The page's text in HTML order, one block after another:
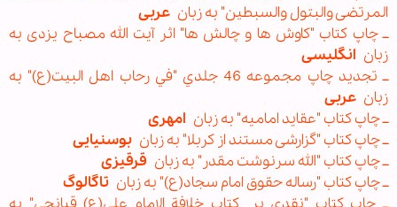
المرتضی والبتول والسبطين" به زبان عربی
ــ چاپ کتاب "کاوش ها و چالش ها" اثر آیت الله مصباح یزدی به
زبان انگلیسی
ــ تجدید چاپ مجموعه 46 جلدي "في رحاب اهل ‌البيت(ع)" به
زبان عربی
ــ چاپ کتاب "عقاید امامیه" به زبان امهری
ــ چاپ کتاب "گزارشی مستند از کربلا" به زبان بوسنیایی
ــ چاپ کتاب "الله سرنوشت مقدر" به زبان قرقیزی
ــ چاپ کتاب "رساله حقوق امام سجاد(ع)" به زبان تاگالوگ